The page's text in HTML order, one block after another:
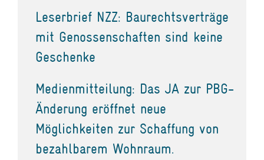
Leserbrief NZZ: Baurechtsverträge
mit Genossenschaften sind keine
Geschenke
Medienmitteilung: Das JA zur PBG-
Änderung eröffnet neue
Möglichkeiten zur Schaffung von
bezahlbarem Wohnraum.